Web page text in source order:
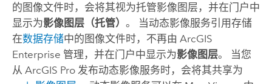
的图像文件时，会将其视为托管影像图层，并在门户中
显示为影像图层（托管） 。 当动态影像服务引用存储
在数据存储中的图像文件时，不再由 ArcGIS
Enterprise 管理，并在门户中显示为影像图层。 当您
从 ArcGIS Pro发布动态影像服务时，会将其共享为